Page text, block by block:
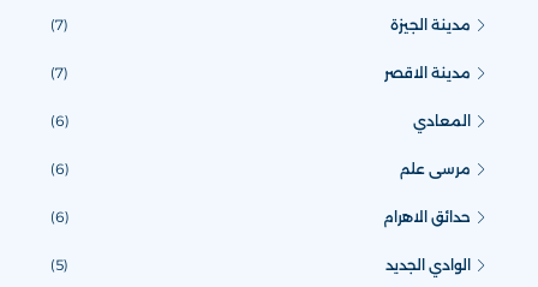
مدينة الجيزة (7)
مدينة الاقصر (7)
المعادي (6)
مرسى علم (6)
حدائق الاهرام (6)
الوادي الجديد (5)